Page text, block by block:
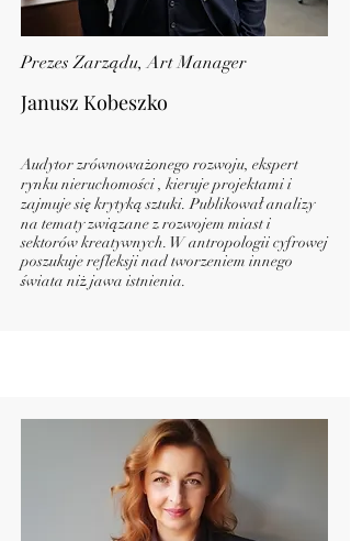
Prezes Zarządu, Art Manager
Janusz Kobeszko
Audytor zrównoważonego rozwoju, ekspert
rynku nieruchomości , kieruje projektami i
zajmuje się krytyką sztuki. Publikował analizy
na tematy związane z rozwojem miast i
sektorów kreatywnych. W antropologii cyfrowej
poszukuje refleksji nad tworzeniem innego
świata niż jawa istnienia.